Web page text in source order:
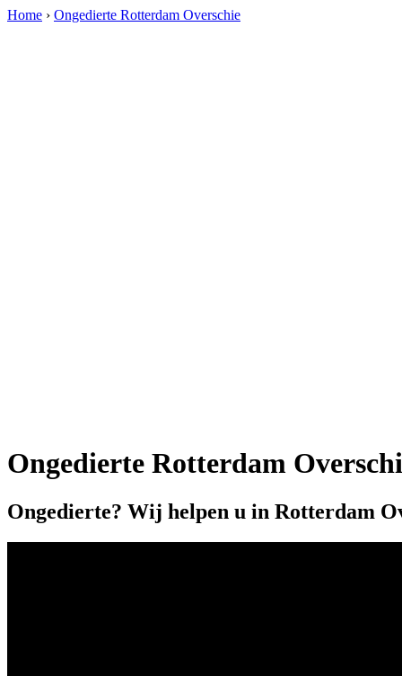
Home › Ongedierte Rotterdam Overschie
Ongedierte Rotterdam
Ongedierte? Wij helpen u in Rotterdam